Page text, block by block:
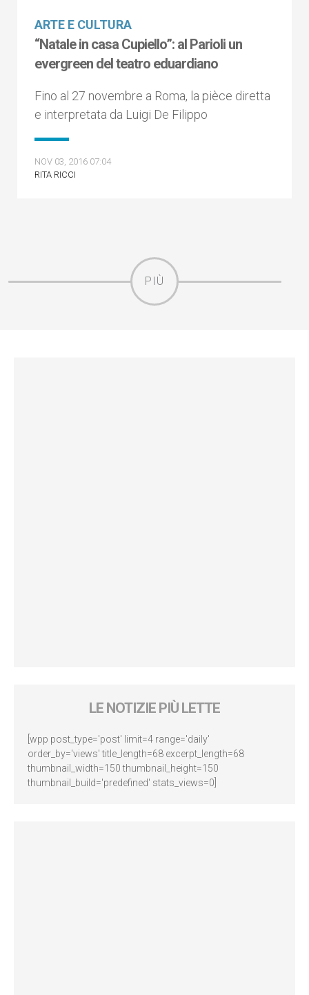
ARTE E CULTURA
“Natale in casa Cupiello”: al Parioli un
evergreen del teatro eduardiano
Fino al 27 novembre a Roma, la pièce diretta
e interpretata da Luigi De Filippo
NOV 03, 2016 07:04
RITA RICCI
PIÙ
LE NOTIZIE PIÙ LETTE
[wpp post_type='post' limit=4 range='daily'
order_by='views' title_length=68 excerpt_length=68
thumbnail_width=150 thumbnail_height=150
thumbnail_build='predefined' stats_views=0]